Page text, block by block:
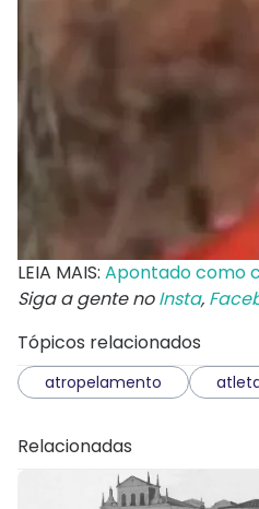
LEIA MAIS: Apontado como
Siga a gente noInsta,
Tópicos relacionados
atropelamento
Relacionadas